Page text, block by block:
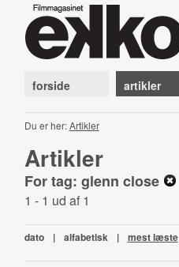
forside artikler
Du er her:Artikler
Artikler
For tag: glenn close
1 - 1 ud af 1
dato | alfabetisk | mest læste